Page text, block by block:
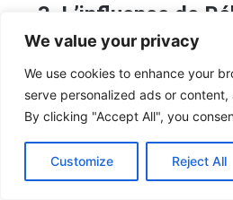
We value your privacy
We use cookies to enhance your
serve personalized ads or
By clicking "Accept All", you
Customize Reject All
3. L’influence de
ou manipulation ?
Rébecca, bien qu’ayant reçu
n’attend pas le moment de
ruse humaine. Jacob obéit,
scrupules. La tromperie
recherchée – au prix fort :
y
c
e
n
t
t
m
b
d
d
a